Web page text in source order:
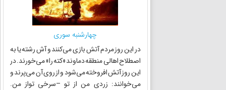
چهارشنبه سوری
در این روز مردم آتش بازی می‌کنند و آش رشته یا به
اصطلاح اهالی منطقه دماوند «کته را» می‌خورند. در
این روز آتش افروخته می‌شود و از روی آن می‌پرند و
می‌خوانند: زردی من از تو –سرخی تواز من.